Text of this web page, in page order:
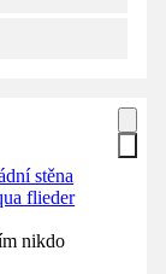
stěna
flieder
nikdo